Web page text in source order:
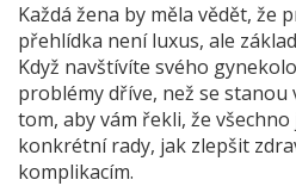
Každá žena by měla vědět, že
přehlídka není luxus, ale
Když navštívíte svého
problémy dříve, než se stanou
tom, aby vám řekli, že
konkrétní rady, jak zlepšit
komplikacím.